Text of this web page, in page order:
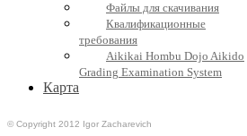
Файлы для скачивания
Квалификационные
требования
Aikikai Hombu Dojo Aikido
Grading Examination System
Карта
© Copyright 2012 Igor Zacharevich